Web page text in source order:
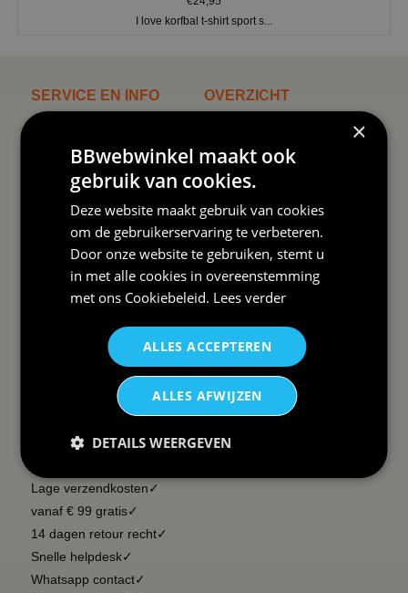
I love korfbal t-shirt sport s...
SERVICE EN INFO
Veel gestelde vragen
Contact
Order Status
Retouren & Annuleren
Uitschrijven nieuwsbrief
Lage verzendkosten✓
vanaf € 99 gratis✓
14 dagen retour recht✓
Snelle helpdesk✓
Whatsapp contact✓
OVERZICHT
Overzicht thema's
Wat vinden klanten van ons
RSS
×
BBwebwinkel maakt ook
gebruik van cookies.
Deze website maakt gebruik van cookies
om de gebruikerservaring te verbeteren.
Door onze website te gebruiken, stemt u
in met alle cookies in overeenstemming
met ons Cookiebeleid. Lees verder
ALLES ACCEPTEREN
ALLES AFWIJZEN
DETAILS WEERGEVEN